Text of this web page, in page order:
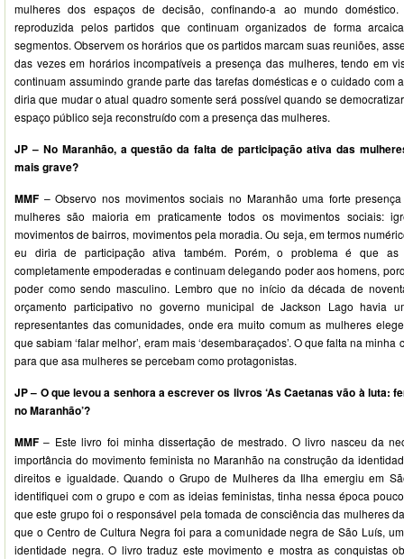
mulheres dos espaços de decisão, confinando-a ao mundo
reproduzida pelos partidos que continuam organizados de forma
segmentos. Observem os horários que os partidos marcam suas reuniões,
das vezes em horários incompatíveis a presença das mulheres, tendo em
continuam assumindo grande parte das tarefas domésticas e o cuidado com
diria que mudar o atual quadro somente será possível quando se
espaço público seja reconstruído com a presença das mulheres.
JP – No Maranhão, a questão da falta de participação ativa das
mais grave?
MMF – Observo nos movimentos sociais no Maranhão uma forte
mulheres são maioria em praticamente todos os movimentos sociais:
movimentos de bairros, movimentos pela moradia. Ou seja, em termos
eu diria de participação ativa também. Porém, o problema é que as
completamente empoderadas e continuam delegando poder aos homens,
poder como sendo masculino. Lembro que no início da década de
orçamento participativo no governo municipal de Jackson Lago havia
representantes das comunidades, onde era muito comum as mulheres
que sabiam ‘falar melhor’, eram mais ‘desembaraçados’. O que falta na
para que asa mulheres se percebam como protagonistas.
JP – O que levou a senhora a escrever os livros ‘As Caetanas vão à luta:
no Maranhão’?
MMF– Este livro foi minha dissertação de mestrado. O livro nasceu da
importância do movimento feminista no Maranhão na construção da
direitos e igualdade. Quando o Grupo de Mulheres da Ilha emergiu em
identifiquei com o grupo e com as ideias feministas, tinha nessa época
que este grupo foi o responsável pela tomada de consciência das mulheres
que o Centro de Cultura Negra foi para a comunidade negra de São Luís,
identidade negra. O livro traduz este movimento e mostra as conquistas